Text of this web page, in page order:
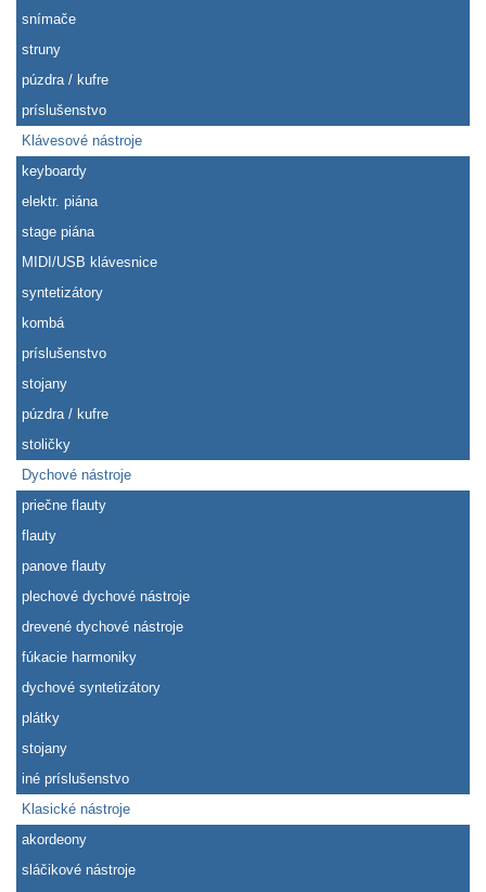
snímače
struny
púzdra / kufre
príslušenstvo
Klávesové nástroje
keyboardy
elektr. piána
stage piána
MIDI/USB klávesnice
syntetizátory
kombá
príslušenstvo
stojany
púzdra / kufre
stoličky
Dychové nástroje
priečne flauty
flauty
panove flauty
plechové dychové nástroje
drevené dychové nástroje
fúkacie harmoniky
dychové syntetizátory
plátky
stojany
iné príslušenstvo
Klasické nástroje
akordeony
sláčikové nástroje